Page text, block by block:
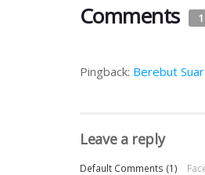
Comments 1
Pingback: Berebut
Leave a reply
Default Comments (1)